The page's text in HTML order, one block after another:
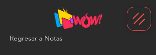
Regresar a Notas